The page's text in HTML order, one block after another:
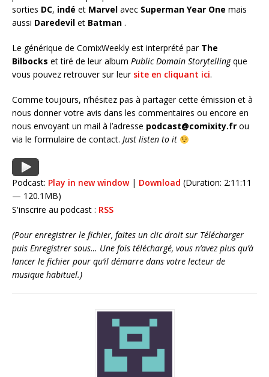
sorties DC, indé et Marvel avec Superman Year One mais
aussi Daredevil et Batman .
Le générique de ComixWeekly est interprété par The
Bilbocks et tiré de leur album Public Domain Storytellingque
vous pouvez retrouver sur leursite en cliquant ici.
Comme toujours, n’hésitez pas à partager cette émission et à
nous donner votre avis dans les commentaires ou encore en
nous envoyant un mail à l’adresse podcast@comixity.fr ou
via le formulaire de contact. Just listen to it
Podcast: Play in new window| Download (Duration: 2:11:11
— 120.1MB)
S'inscrire au podcast : RSS
(Pour enregistrer le fichier, faites un clic droit sur Télécharger
puis Enregistrer sous… Une fois téléchargé, vous n’avez plus qu’à
lancer le fichier pour qu’il démarre dans votre lecteur de
musique habituel.)